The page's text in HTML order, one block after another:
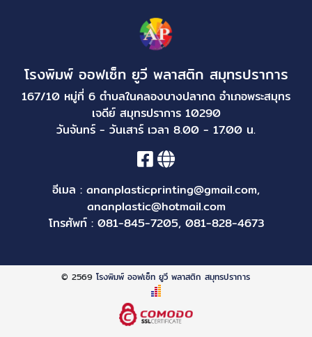
โรงพิมพ์ ออฟเซ็ท ยูวี พลาสติก สมุทรปราการ
167/10 หมู่ที่ 6 ตำบลในคลองบางปลากด อำเภอพระสมุทร
เจดีย์ สมุทรปราการ 10290
วันจันทร์ - วันเสาร์ เวลา 8.00 - 17.00 น.
อีเมล : ananplasticprinting@gmail.com,
ananplastic@hotmail.com
โทรศัพท์ : 081-845-7205, 081-828-4673
© 2569โรงพิมพ์ ออฟเซ็ท ยูวี พลาสติก สมุทรปราการ